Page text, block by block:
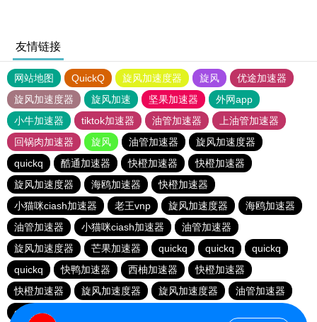
友情链接
网站地图 QuickQ 旋风加速度器 旋风
优途加速器
旋风加速度器
旋风加速 坚果加速器
外网app
小牛加速器
tiktok加速器 油管加速器
上油管加速器
回锅肉加速器
旋风 油管加速器
旋风加速度器
quickq
酷通加速器 快橙加速器
快橙加速器
旋风加速度器
海鸥加速器
快橙加速器
小猫咪ciash加速器
老王vnp 旋风加速度器
海鸥加速器
油管加速器
小猫咪ciash加速器
油管加速器
旋风加速度器
芒果加速器 quickq quickq
quickq
quickq
快鸭加速器 西柚加速器
快橙加速器
快橙加速器
旋风加速度器 旋风加速度器
油管加速器
quickq